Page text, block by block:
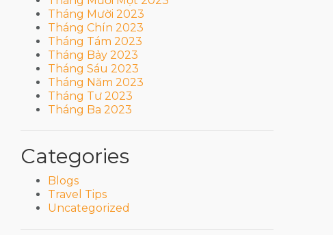
Tháng Mười 2023
Tháng Chín 2023
Tháng Tám 2023
Tháng Bảy 2023
Tháng Sáu 2023
Tháng Năm 2023
Tháng Tư 2023
Tháng Ba 2023
Categories
Blogs
Travel Tips
Uncategorized